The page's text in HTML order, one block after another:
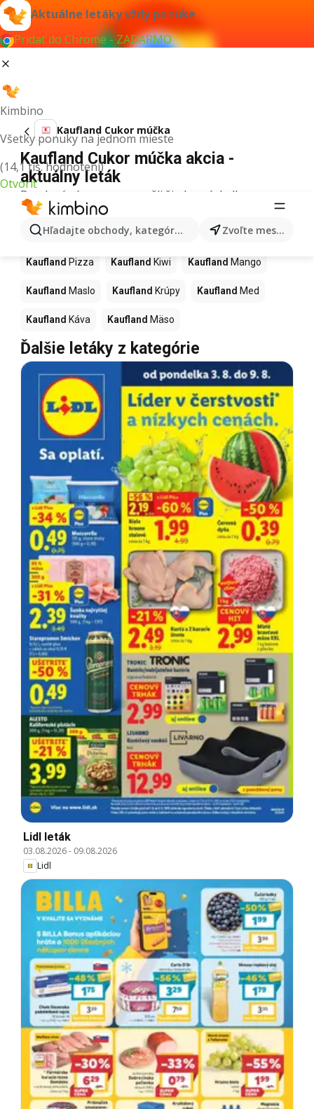
Aktuálne letáky vždy po ruke
Pridať do Chrome - ZADARMO
Kimbino
Všetky ponuky na jednom mieste
(14,1 tis. hodnotení)
Otvoriť
Hľadajte obchody, kategórie, produkty... Zvoľte mesto
Kaufland Cukor múčka
Kaufland Cukor múčka akcia -
aktuálny leták
Pre daný výraz sme nenašli žiadne výsledky.
Ďalšie produkty v obchodoch
Kaufland
Kaufland Pizza Kaufland Kiwi Kaufland Mango
Kaufland Maslo Kaufland Krúpy Kaufland Med
Kaufland Káva Kaufland Mäso
Ďalšie letáky z kategórie
Lidl leták
03.08.2026- 09.08.2026
Lidl